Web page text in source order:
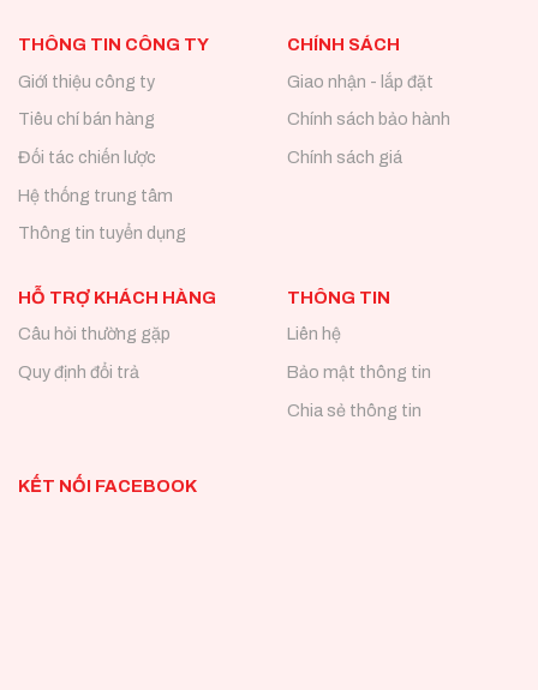
THÔNG TIN CÔNG TY
Giới thiệu công ty
Tiêu chí bán hàng
Đối tác chiến lược
Hệ thống trung tâm
Thông tin tuyển dụng
CHÍNH SÁCH
Giao nhận - lắp đặt
Chính sách bảo hành
Chính sách giá
HỖ TRỢ KHÁCH HÀNG
Câu hỏi thường gặp
Quy định đổi trả
THÔNG TIN
Liên hệ
Bảo mật thông tin
Chia sẻ thông tin
KẾT NỐI FACEBOOK